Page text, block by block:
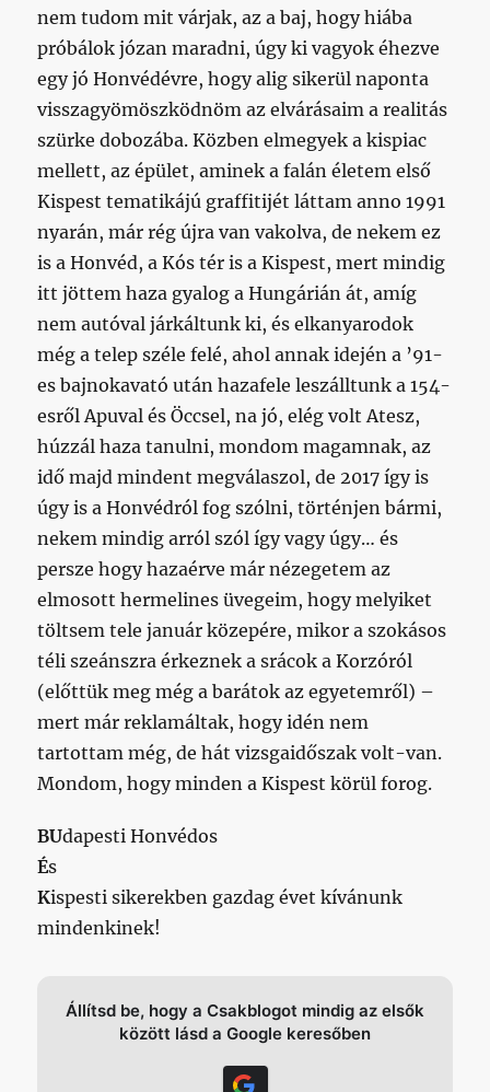
nem tudom mit várjak, az a baj, hogy hiába
próbálok józan maradni, úgy ki vagyok éhezve
egy jó Honvédévre, hogy alig sikerül naponta
visszagyömöszködnöm az elvárásaim a realitás
szürke dobozába. Közben elmegyek a kispiac
mellett, az épület, aminek a falán életem első
Kispest tematikájú graffitijét láttam anno 1991
nyarán, már rég újra van vakolva, de nekem ez
is a Honvéd, a Kós tér is a Kispest, mert mindig
itt jöttem haza gyalog a Hungárián át, amíg
nem autóval járkáltunk ki, és elkanyarodok
még a telep széle felé, ahol annak idején a ’91-
es bajnokavató után hazafele leszálltunk a 154-
esről Apuval és Öccsel, na jó, elég volt Atesz,
húzzál haza tanulni, mondom magamnak, az
idő majd mindent megválaszol, de 2017 így is
úgy is a Honvédról fog szólni, történjen bármi,
nekem mindig arról szól így vagy úgy… és
persze hogy hazaérve már nézegetem az
elmosott hermelines üvegeim, hogy melyiket
töltsem tele január közepére, mikor a szokásos
téli szeánszra érkeznek a srácok a Korzóról
(előttük meg még a barátok az egyetemről) –
mert már reklamáltak, hogy idén nem
tartottam még, de hát vizsgaidőszak volt-van.
Mondom, hogy minden a Kispest körül forog.
BUdapesti Honvédos
És
Kispesti sikerekben gazdag évet kívánunk
mindenkinek!
Állítsd be, hogy a Csakblogot mindig az elsők
között lásd a Google keresőben